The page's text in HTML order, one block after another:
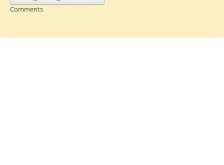
Comments